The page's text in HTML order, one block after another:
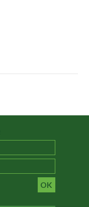
OK